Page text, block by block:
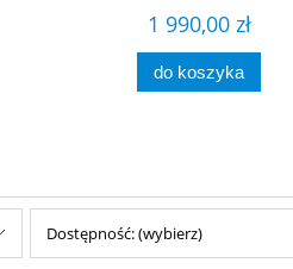
1 990,00 zł
do koszyka
Dostępność: (wybierz)